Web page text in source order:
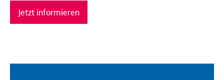
Jetzt informieren